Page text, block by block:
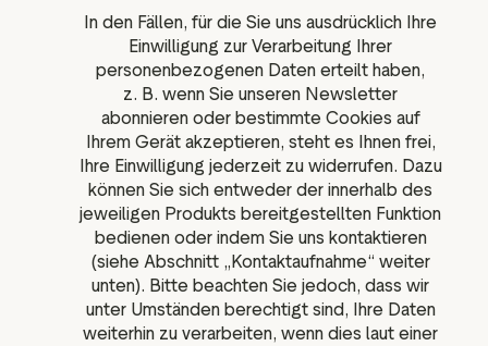
In den Fällen, für die Sie uns ausdrücklich Ihre
Einwilligung zur Verarbeitung Ihrer
personenbezogenen Daten erteilt haben,
z. B. wenn Sie unseren Newsletter
abonnieren oder bestimmte Cookies auf
Ihrem Gerät akzeptieren, steht es Ihnen frei,
Ihre Einwilligung jederzeit zu widerrufen. Dazu
können Sie sich entweder der innerhalb des
jeweiligen Produkts bereitgestellten Funktion
bedienen oder indem Sie uns kontaktieren
(siehe Abschnitt „Kontaktaufnahme“ weiter
unten). Bitte beachten Sie jedoch, dass wir
unter Umständen berechtigt sind, Ihre Daten
weiterhin zu verarbeiten, wenn dies laut einer